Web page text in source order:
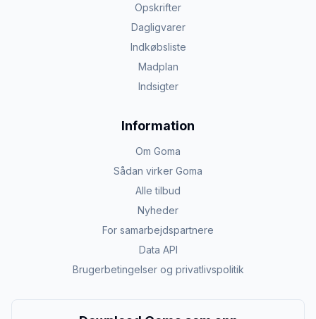
Opskrifter
Dagligvarer
Indkøbsliste
Madplan
Indsigter
Information
Om Goma
Sådan virker Goma
Alle tilbud
Nyheder
For samarbejdspartnere
Data API
Brugerbetingelser og privatlivspolitik